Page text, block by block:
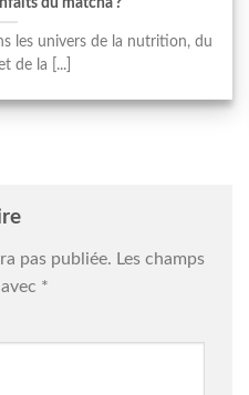
du matcha ?
les univers de la nutrition, du
de la [...]
pas publiée. Les champs
*